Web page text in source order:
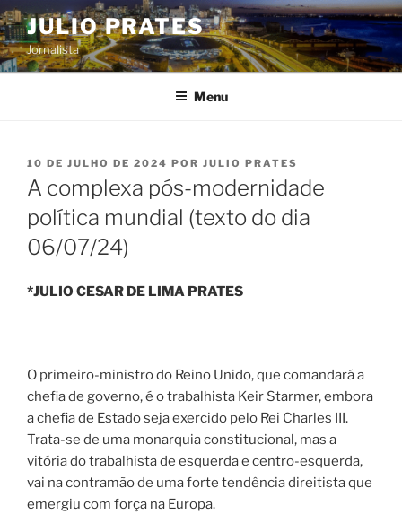
Pular
para
o
conteúdo
JULIO PRATES
Jornalista
Menu
PUBLICADO
EM
10 DE JULHO DE 2024 POR JULIO PRATES
A complexa pós-modernidade
política mundial (texto do dia
06/07/24)
*JULIO CESAR DE LIMA PRATES
O primeiro-ministro do Reino Unido, que comandará a
chefia de governo, é o trabalhista Keir Starmer, embora
a chefia de Estado seja exercido pelo Rei Charles III.
Trata-se de uma monarquia constitucional, mas a
vitória do trabalhista de esquerda e centro-esquerda,
vai na contramão de uma forte tendência direitista que
emergiu com força na Europa.